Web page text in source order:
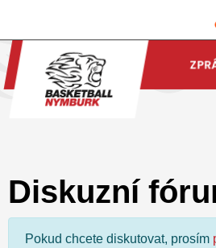
Diskuzní
Pokud chcete diskutovat, prosím